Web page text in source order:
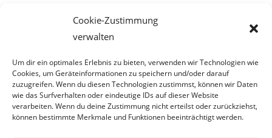
Cookie-Zustimmung
verwalten
Um dir ein optimales Erlebnis zu bieten, verwenden wir Technologien wie
Cookies, um Geräteinformationen zu speichern und/oder darauf
zuzugreifen. Wenn du diesen Technologien zustimmst, können wir Daten
wie das Surfverhalten oder eindeutige IDs auf dieser Website
verarbeiten. Wenn du deine Zustimmung nicht erteilst oder zurückziehst,
können bestimmte Merkmale und Funktionen beeinträchtigt werden.